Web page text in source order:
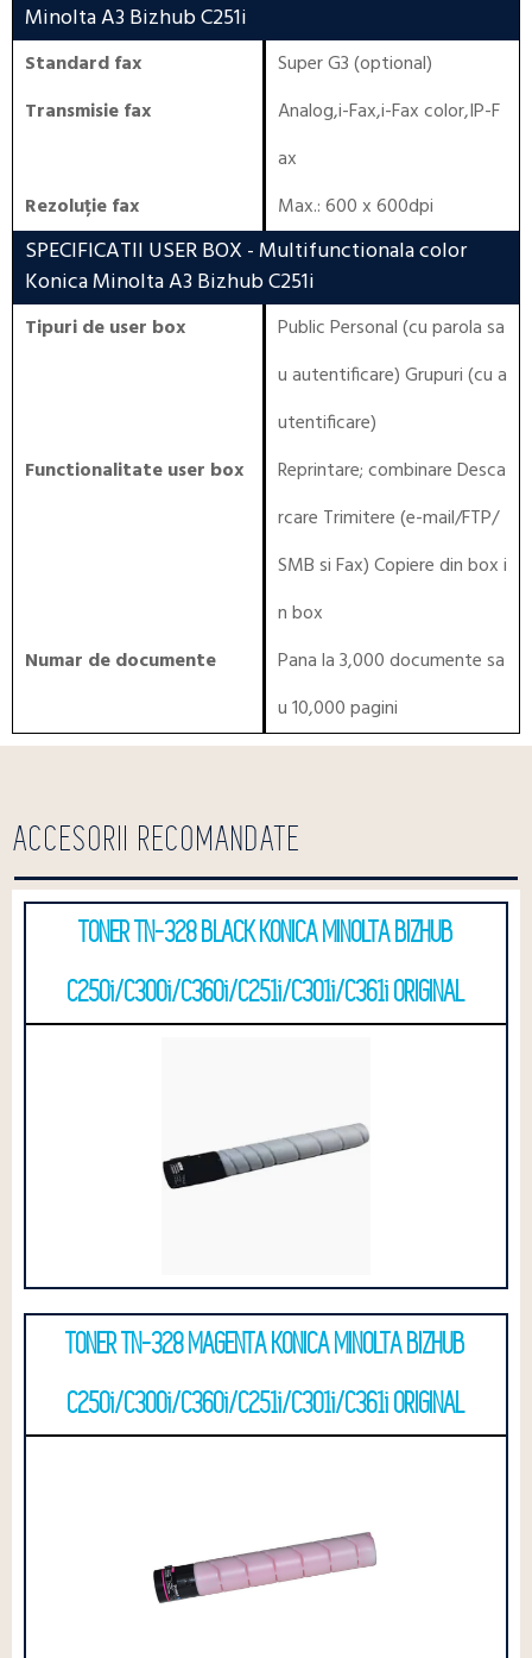
Minolta A3 Bizhub C251i
Standard fax
Super G3 (optional)
Transmisie fax
Analog,i-Fax,i-Fax color,IP-F
ax
Rezoluție fax
Max.: 600 x 600dpi
SPECIFICATII USER BOX - Multifunctionala color
Konica Minolta A3 Bizhub C251i
Tipuri de user box
Public Personal (cu parola sa
u autentificare) Grupuri (cu a
utentificare)
Functionalitate user box
Reprintare; combinare Desca
rcare Trimitere (e-mail/FTP/
SMB si Fax) Copiere din box i
n box
Numar de documente
Pana la 3,000 documente sa
u 10,000 pagini
ACCESORII RECOMANDATE
TONER TN-328 BLACK KONICA MINOLTA BIZHUB
C250i/C300i/C360i/C251i/C301i/C361i ORIGINAL
TONER TN-328 MAGENTA KONICA MINOLTA BIZHUB
C250i/C300i/C360i/C251i/C301i/C361i ORIGINAL